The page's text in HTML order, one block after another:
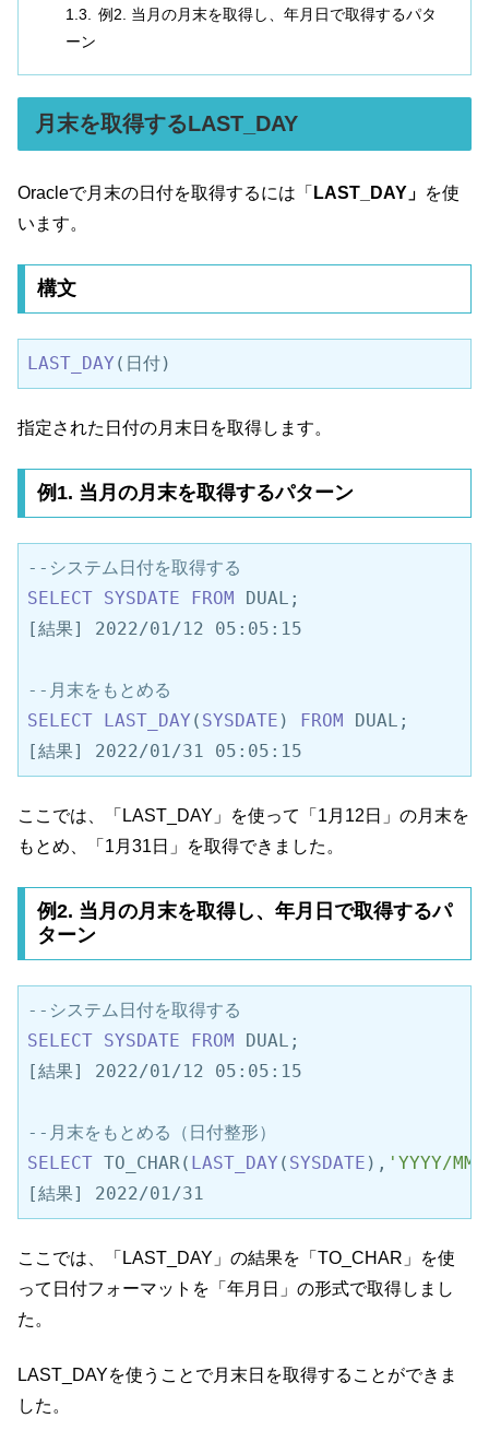
例2. 当月の月末を取得し、年月日で取得するパタ
ーン
月末を取得するLAST_DAY
Oracleで月末の日付を取得するには「 LAST_DAY」 を使
います。
構文
LAST_DAY (日付)
指定された日付の月末日を取得します。
例1. 当月の月末を取得するパターン
--システム日付を取得する
SELECT SYSDATE FROM DUAL;
[結果] 2022/01/12 05:05:15
--月末をもとめる
SELECT LAST_DAY ( SYSDATE ) FROM DUAL;
[結果] 2022/01/31 05:05:15
ここでは、「LAST_DAY」を使って「1月12日」の月末を
もとめ、「1月31日」を取得できました。
例2. 当月の月末を取得し、年月日で取得するパ
ターン
--システム日付を取得する
SELECT SYSDATE FROM DUAL;
[結果] 2022/01/12 05:05:15
--月末をもとめる（日付整形）
SELECT TO_CHAR( LAST_DAY ( SYSDATE ), 'YYYY/
[結果] 2022/01/31
ここでは、「LAST_DAY」の結果を「TO_CHAR」を使
って日付フォーマットを「年月日」の形式で取得しまし
た。
LAST_DAYを使うことで月末日を取得することができま
した。